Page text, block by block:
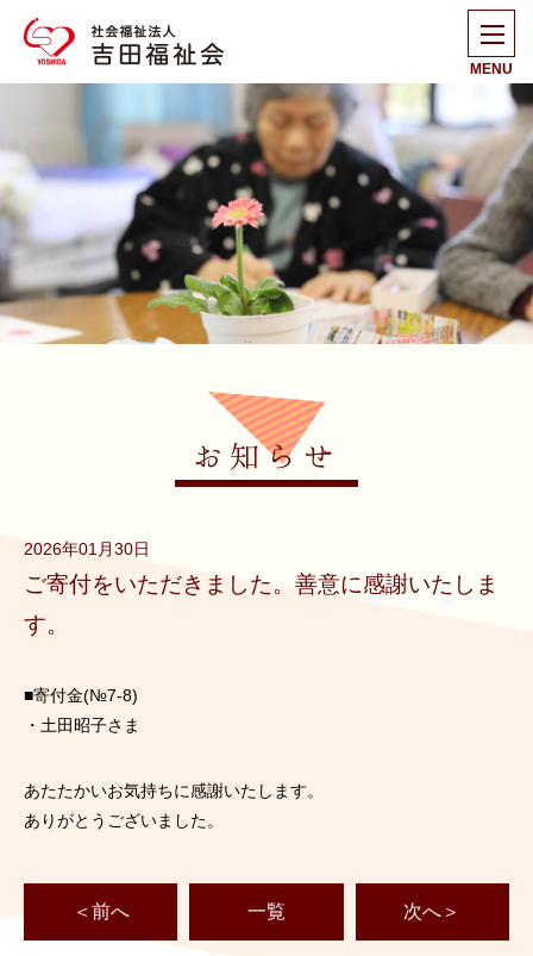
MENU
お知らせ
2026年01月30日
ご寄付をいただきました。善意に感謝いたしま
す。
■寄付金(№7-8)
・土田昭子さま
あたたかいお気持ちに感謝いたします。
ありがとうございました。
＜前へ 一覧 次へ＞